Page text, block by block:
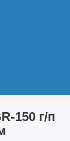
150 г/п